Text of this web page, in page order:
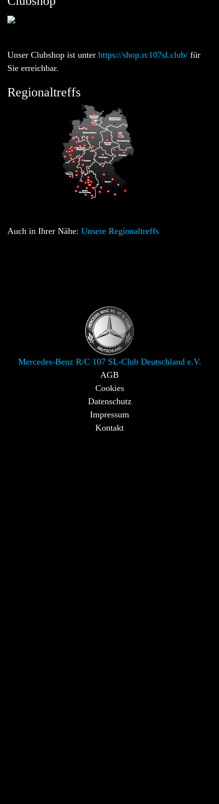
Unser Clubshop ist unter https://shop.rc107sl.club/ für
Sie erreichbar.
Regionaltreffs
Auch in Ihrer Nähe: Unsere Regionaltreffs
Mercedes-Benz R/C 107 SL-Club Deutschland e.V.
AGB
Cookies
Datenschutz
Impressum
Kontakt